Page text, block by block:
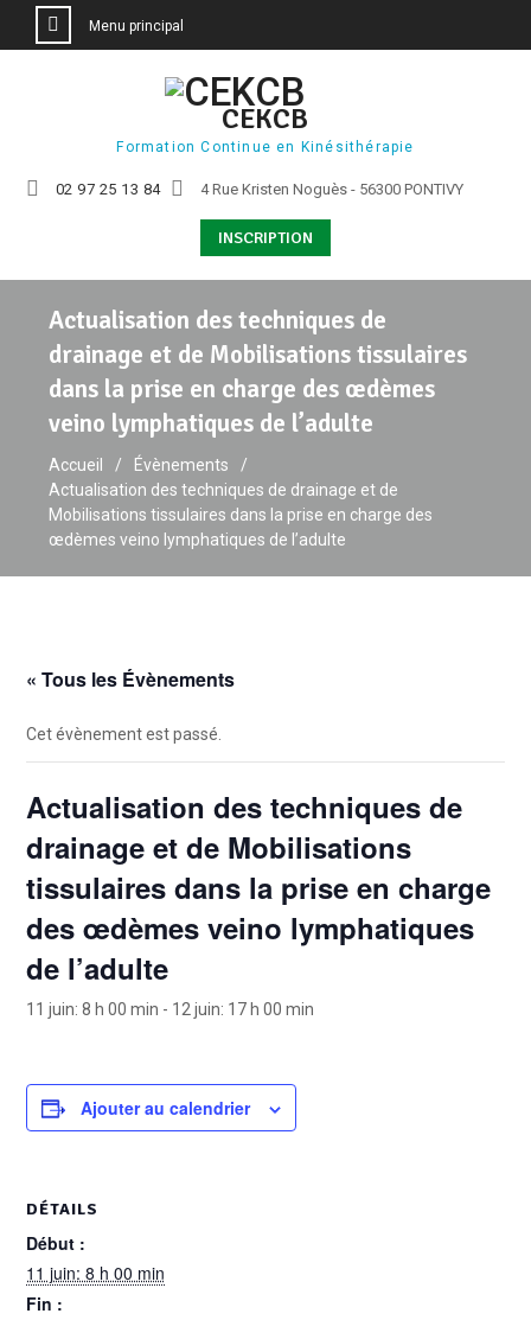
Menu principal
CEKCB
Formation Continue en Kinésithérapie
02 97 25 13 84 4 Rue Kristen Noguès - 56300 PONTIVY
INSCRIPTION
Actualisation des techniques de
drainage et de Mobilisations tissulaires
dans la prise en charge des œdèmes
veino lymphatiques de l’adulte
Accueil
Évènements
Actualisation des techniques de drainage et de
Mobilisations tissulaires dans la prise en charge des
œdèmes veino lymphatiques de l’adulte
« Tous les Évènements
Cet évènement est passé.
Actualisation des techniques de
drainage et de Mobilisations
tissulaires dans la prise en charge
des œdèmes veino lymphatiques
de l’adulte
11 juin: 8 h 00 min - 12 juin: 17 h 00 min
Ajouter au calendrier
DÉTAILS
Début :
11 juin: 8 h 00 min
Fin :